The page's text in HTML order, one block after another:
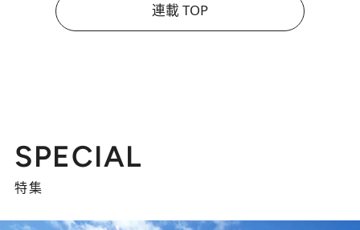
連載 TOP
SPECIAL
特集